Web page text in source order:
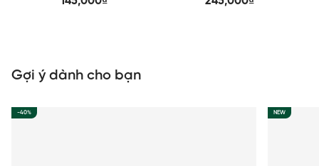
Gợi ý dành cho bạn
-40% NEW